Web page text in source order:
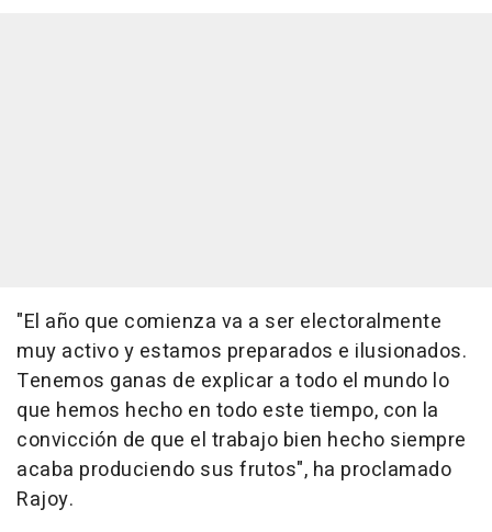
"El año que comienza va a ser electoralmente
muy activo y estamos preparados e ilusionados.
Tenemos ganas de explicar a todo el mundo lo
que hemos hecho en todo este tiempo, con la
convicción de que el trabajo bien hecho siempre
acaba produciendo sus frutos", ha proclamado
Rajoy.